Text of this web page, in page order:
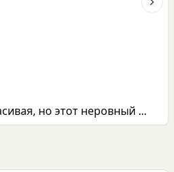
но этот неровный ...